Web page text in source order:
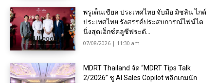
พรูเด็นเชียล ประเทศไทย จับมือ มิชลิน ไกด์
ประเทศไทย รังสรรค์ประสบการณ์ไฟน์ได
นิ่งสุดเอ็กซ์คลูซีฟระดั...
07/08/2026 | 11:30 am
MDRT Thailand จัด “MDRT Tips Talk
2/2026” ชู AI Sales Copilot พลิกเกมนัก